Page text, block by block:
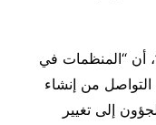
أن “المنظمات في
التواصل من إنشاء
إلى تغيير